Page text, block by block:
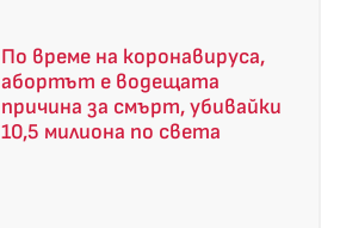
По време на коронавируса,
абортът е водещата
причина за смърт, убивайки
10,5 милиона по света